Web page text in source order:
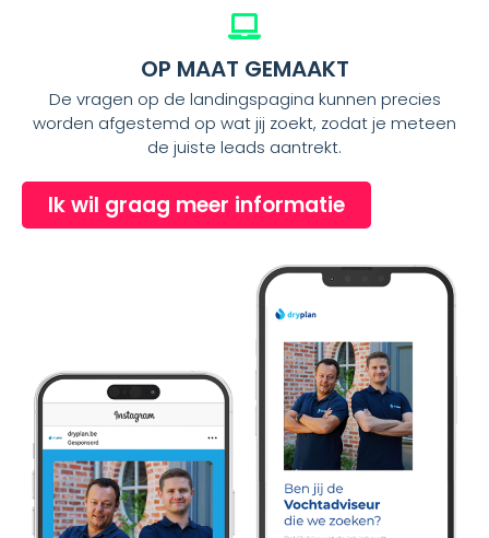
OP MAAT GEMAAKT
De vragen op de landingspagina kunnen precies
worden afgestemd op wat jij zoekt, zodat je meteen
de juiste leads aantrekt.
Ik wil graag meer informatie